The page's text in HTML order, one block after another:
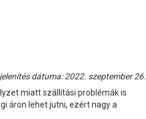
dátuma: 2022. szeptember 26.
miatt szállítási problémák is
áron lehet jutni, ezért nagy a